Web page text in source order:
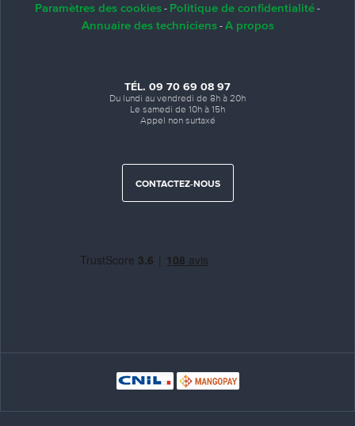
Paramètres des cookies - Politique de confidentialité -
Annuaire des techniciens- A propos
TÉL. 09 70 69 08 97
Du lundi au vendredi de 8h à 20h
Le samedi de 10h à 15h
Appel non surtaxé
CONTACTEZ-NOUS